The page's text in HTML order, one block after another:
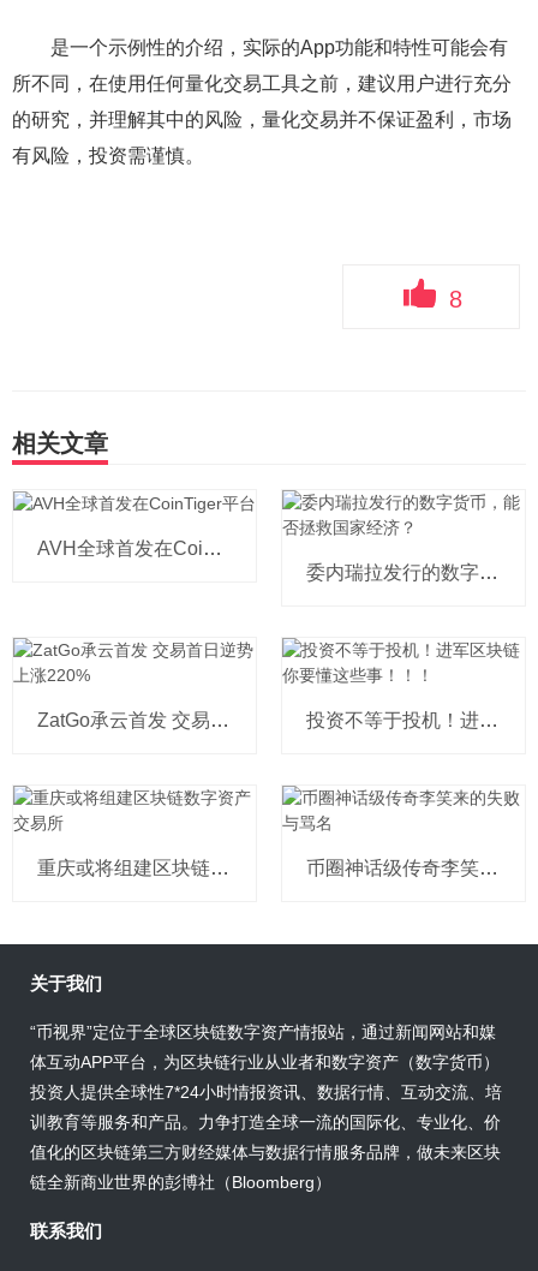
是一个示例性的介绍，实际的App功能和特性可能会有
所不同，在使用任何量化交易工具之前，建议用户进行充分
的研究，并理解其中的风险，量化交易并不保证盈利，市场
有风险，投资需谨慎。
8
相关文章
AVH全球首发在CoinTiger平台
委内瑞拉发行的数字货币，能否拯救国家经济？
ZatGo承云首发 交易首日逆势上涨220% 投资不等于投机！进军区块链你要懂这些事！！！
重庆或将组建区块链数字资产交易所 币圈神话级传奇李笑来的失败与骂名
关于我们
“币视界”定位于全球区块链数字资产情报站，通过新闻网站和媒
体互动APP平台，为区块链行业从业者和数字资产（数字货币）
投资人提供全球性7*24小时情报资讯、数据行情、互动交流、培
训教育等服务和产品。力争打造全球一流的国际化、专业化、价
值化的区块链第三方财经媒体与数据行情服务品牌，做未来区块
链全新商业世界的彭博社（Bloomberg）
联系我们